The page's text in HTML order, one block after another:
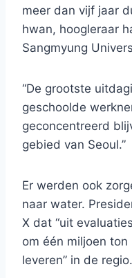
meer dan vijf jaar
hwan, hoogleraar
Sangmyung
“De grootste
geschoolde
geconcentreerd
gebied van Seoul.”
Er werden ook
naar water.
X dat “uit
om één miljoen
leveren” in de regio.